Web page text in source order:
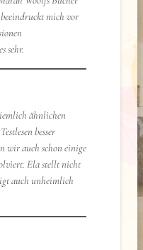
mich vor
sehr.
ähnlichen
besser
wir auch schon einige
Ela stellt nicht
auch unheimlich